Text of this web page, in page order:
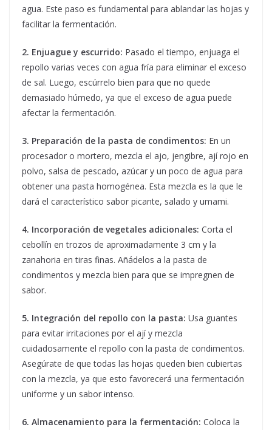
agua. Este paso es fundamental para ablandar las hojas y
facilitar la fermentación.
2. Enjuague y escurrido: Pasado el tiempo, enjuaga el
repollo varias veces con agua fría para eliminar el exceso
de sal. Luego, escúrrelo bien para que no quede
demasiado húmedo, ya que el exceso de agua puede
afectar la fermentación.
3. Preparación de la pasta de condimentos: En un
procesador o mortero, mezcla el ajo, jengibre, ají rojo en
polvo, salsa de pescado, azúcar y un poco de agua para
obtener una pasta homogénea. Esta mezcla es la que le
dará el característico sabor picante, salado y umami.
4. Incorporación de vegetales adicionales: Corta el
cebollín en trozos de aproximadamente 3 cm y la
zanahoria en tiras finas. Añádelos a la pasta de
condimentos y mezcla bien para que se impregnen de
sabor.
5. Integración del repollo con la pasta: Usa guantes
para evitar irritaciones por el ají y mezcla
cuidadosamente el repollo con la pasta de condimentos.
Asegúrate de que todas las hojas queden bien cubiertas
con la mezcla, ya que esto favorecerá una fermentación
uniforme y un sabor intenso.
6. Almacenamiento para la fermentación: Coloca la